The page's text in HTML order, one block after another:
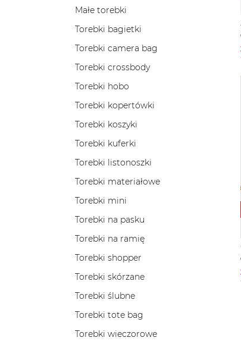
Małe torebki
Torebki bagietki
Torebki camera bag
Torebki crossbody
Torebki hobo
Torebki kopertówki
Torebki koszyki
Torebki kuferki
Torebki listonoszki
Torebki materiałowe
Torebki mini
Torebki na pasku
Torebki na ramię
Torebki shopper
Torebki skórzane
Torebki ślubne
Torebki tote bag
Torebki wieczorowe